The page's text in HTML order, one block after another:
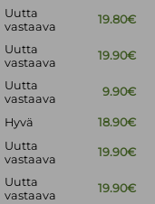
Uutta
vastaava
19.80€
Uutta
vastaava
19.90€
Uutta
vastaava
9.90€
Hyvä 18.90€
Uutta
vastaava
19.90€
Uutta
vastaava
19.90€